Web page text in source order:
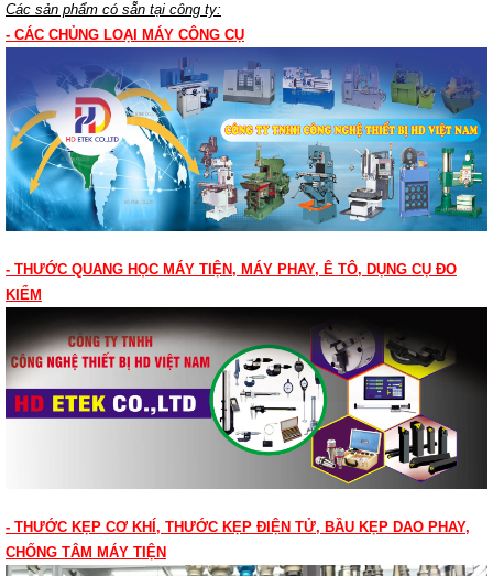
Các sản phẩm có sẵn tại công ty:
- CÁC CHỦNG LOẠI MÁY CÔNG CỤ
- THƯỚC QUANG HỌC MÁY TIỆN, MÁY PHAY, Ê TÔ, DỤNG CỤ ĐO
KIỂM
- THƯỚC KẸP CƠ KHÍ, THƯỚC KẸP ĐIỆN TỬ, BẦU KẸP DAO PHAY,
CHỐNG TÂM MÁY TIỆN